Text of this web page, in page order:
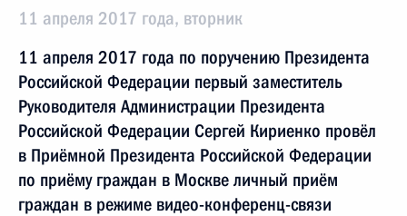
11 апреля 2017 года, вторник
11 апреля 2017 года по поручению Президента
Российской Федерации первый заместитель
Руководителя Администрации Президента
Российской Федерации Сергей Кириенко провёл
в Приёмной Президента Российской Федерации
по приёму граждан в Москве личный приём
граждан в режиме видео-конференц-связи